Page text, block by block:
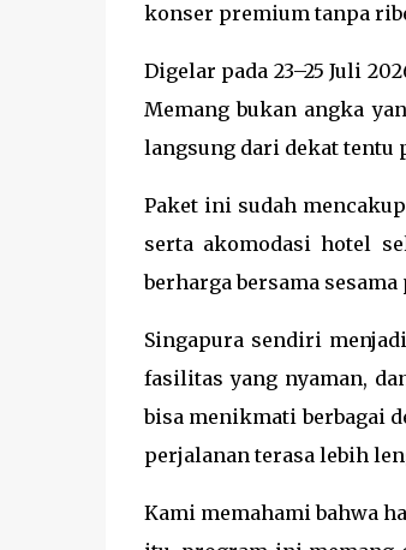
konser premium tanpa
Digelar pada 23–25 Juli
Memang bukan angka
langsung dari dekat tentu
Paket ini sudah
serta akomodasi hotel
berharga bersama
Singapura sendiri
fasilitas yang nyaman,
bisa menikmati berbagai
perjalanan terasa lebih
Kami memahami bahwa